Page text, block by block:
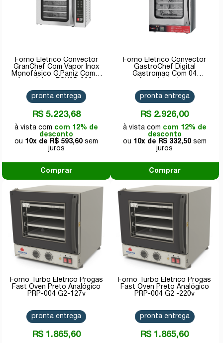
Forno Elétrico Convector
GranChef Com Vapor Inox
Monofásico G.Paniz Com 5
R$ 5.223,68
com 12% de
desconto
10x de
R$ 593,60
pronta entrega
Comprar
Forno Elétrico Convector
GastroChef Digital
Gastromaq Com 04
R$ 2.926,00
com 12% de
desconto
10x de
R$ 332,50
pronta entrega
Comprar
Forno Turbo Elétrico Progás
Fast Oven Preto Analógico
PRP-004 G2-127v
R$ 1.865,60
pronta entrega
Forno Turbo Elétrico Progás
Fast Oven Preto Analógico
PRP-004 G2 -220v
R$ 1.865,60
pronta entrega